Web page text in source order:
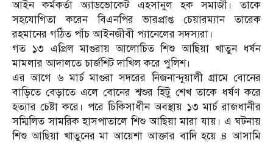
আইন কর্মকর্তা অ্যাডভোকেট এহসানুল হক সমাজী। তাকে
সহযোগিতা করেন বিএনপির ভারপ্রাপ্ত চেয়ারম্যান তারেক
রহমানের গঠিত পাঁচ আইনজীবী প্যানেলের সদস্যরা।
গত ১৩ এপ্রিল মাগুরায় আলোচিত শিশু আছিয়া খাতুন ধর্ষন
মামলার আদালতে চার্জশিট দাখিল করে পুলিশ।
এর আগে ৬ মার্চ মাগুরা সদরের নিজনান্দুয়ালী গ্রামে বোনের
বাড়িতে বেড়াতে এলে বোনের শ্বশুর হিটু শেখ তাকে ধর্ষণ করে
হত্যার চেষ্টা করে। পরে চিকিসাধীন অবস্থায় ১৩ মার্চ রাজধানীর
সম্মিলিত সামরিক হাসপাতালে শিশু আছিয়া মারা যায়। এ ঘটনায়
শিশু আছিয়া খাতুনের মা আয়েশা আক্তার বাদি হয়ে ৪ আসামি